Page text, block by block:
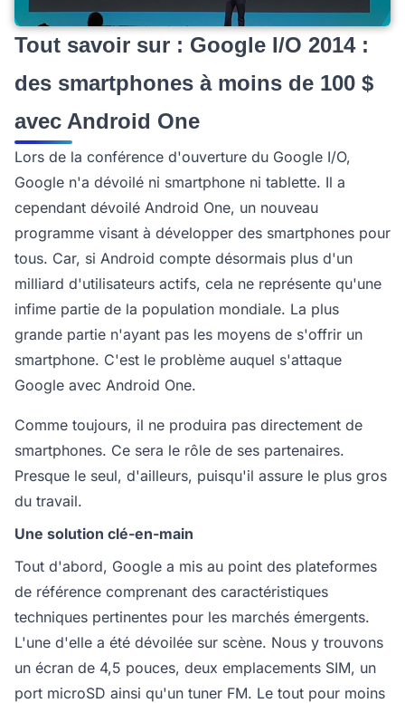
Tout savoir sur : Google I/O 2014 :
des smartphones à moins de 100 $
avec Android One
Lors de la conférence d'ouverture du Google I/O,
Google n'a dévoilé ni smartphone ni tablette. Il a
cependant dévoilé Android One, un nouveau
programme visant à développer des smartphones pour
tous. Car, si Android compte désormais plus d'un
milliard d'utilisateurs actifs, cela ne représente qu'une
infime partie de la population mondiale. La plus
grande partie n'ayant pas les moyens de s'offrir un
smartphone. C'est le problème auquel s'attaque
Google avec Android One.
Comme toujours, il ne produira pas directement de
smartphones. Ce sera le rôle de ses partenaires.
Presque le seul, d'ailleurs, puisqu'il assure le plus gros
du travail.
Une solution clé-en-main
Tout d'abord, Google a mis au point des plateformes
de référence comprenant des caractéristiques
techniques pertinentes pour les marchés émergents.
L'une d'elle a été dévoilée sur scène. Nous y trouvons
un écran de 4,5 pouces, deux emplacements SIM, un
port microSD ainsi qu'un tuner FM. Le tout pour moins